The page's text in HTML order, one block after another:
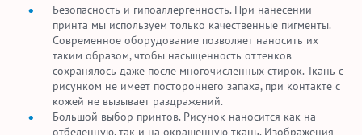
Безопасность и гипоаллергенность. При нанесении
принта мы используем только качественные пигменты.
Современное оборудование позволяет наносить их
таким образом, чтобы насыщенность оттенков
сохранялось даже после многочисленных стирок.Ткань с
рисунком не имеет постороннего запаха, при контакте с
кожей не вызывает раздражений.
Большой выбор принтов. Рисунок наносится как на
отбеленную, так и на окрашенную ткань. Изображения